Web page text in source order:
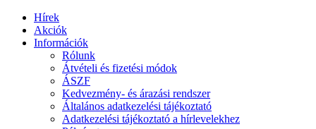
Hírek
Akciók
Információk
Rólunk
Átvételi és fizetési módok
ÁSZF
Kedvezmény- és árazási rendszer
Általános adatkezelési tájékoztató
Adatkezelési tájékoztató a hírlevelekhez